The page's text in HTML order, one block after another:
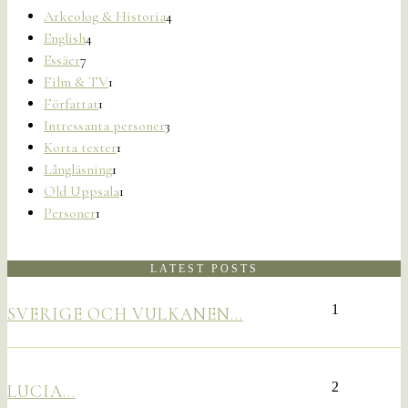
Arkeolog & Historia4
English4
Essäer7
Film & TV1
Författat1
Intressanta personer3
Korta texter1
Långläsning1
Old Uppsala1
Personer1
LATEST POSTS
1
SVERIGE OCH VULKANEN…
2
LUCIA…